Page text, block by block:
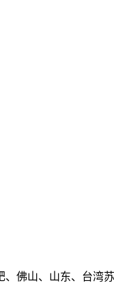
佛山、山东、台湾